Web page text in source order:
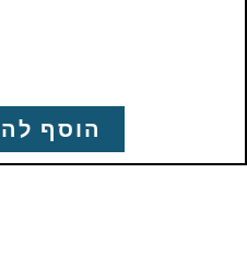
הוסף